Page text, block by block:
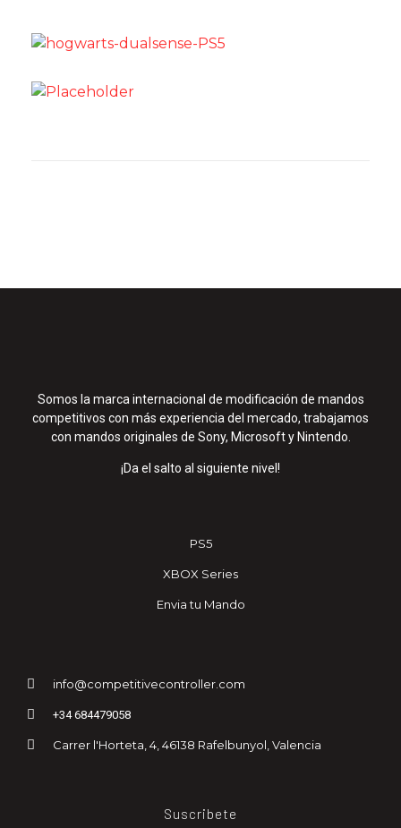
Somos la marca internacional de modificación de mandos
competitivos con más experiencia del mercado, trabajamos
con mandos originales de Sony, Microsoft y Nintendo.
¡Da el salto al siguiente nivel!
PS5
XBOX Series
Envia tu Mando
info@competitivecontroller.com
+34 684479058
Carrer l'Horteta, 4, 46138 Rafelbunyol, Valencia
Suscribete